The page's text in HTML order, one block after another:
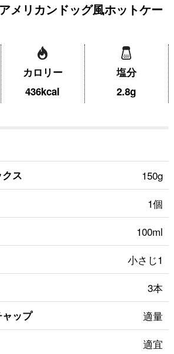
メリカンドッグ風ホットケー
カロリー
436kcal
塩分
2.8g
ス 150g
1個
100ml
小さじ1
3本
ップ 適量
適宜